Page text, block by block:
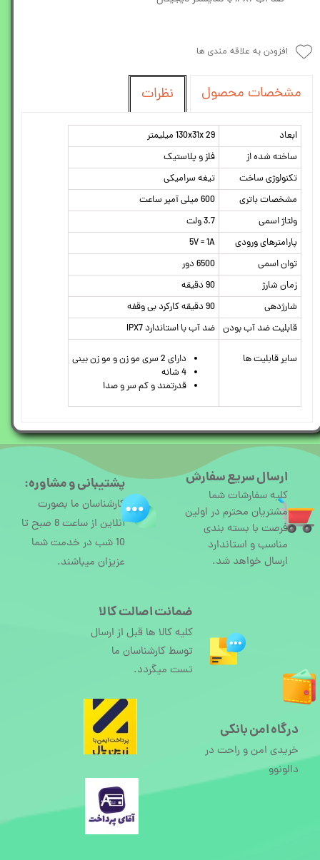
افزودن به علاقه مندی ها
مشخصات محصول نظرات
ابعاد
130x31x 29 میلیمتر
ساخته شده از
فلز و پلاستیک
تکنولوژی ساخت
تیغه سرامیکی
مشخصات باتری
600 میلی آمپر ساعت
ولتاژ اسمی
3.7 ولت
پارامترهای ورودی
5V = 1A
توان اسمی
6500 دور
زمان شارژ
90 دقیقه
شارژدهی
90 دقیقه کارکرد بی وقفه
قابلیت ضد آب بودن ضد آب با استاندارد IPX7
سایر قابلیت ها
دارای 2 سری مو زن و مو زن بینی
4 شانه
قدرتمند و کم سر و صدا
ارسال سریع سفارش
کلیه سفارشات شما
مشتریان محترم در اولین
فرصت با بسته بندی
مناسب و استاندارد
ارسال خواهد شد.
درگاه امن بانکی
خریدی امن و راحت در
دالونوو
پشتیبانی و مشاوره:
کارشناسان ما بصورت
آنلاین از ساعت 8 صبح تا
10 شب در خدمت شما
عزیزان میباشند.
ضمانت اصالت کالا
کلیه کالا ها قبل از ارسال
توسط کارشناسان ما
تست میگردد.